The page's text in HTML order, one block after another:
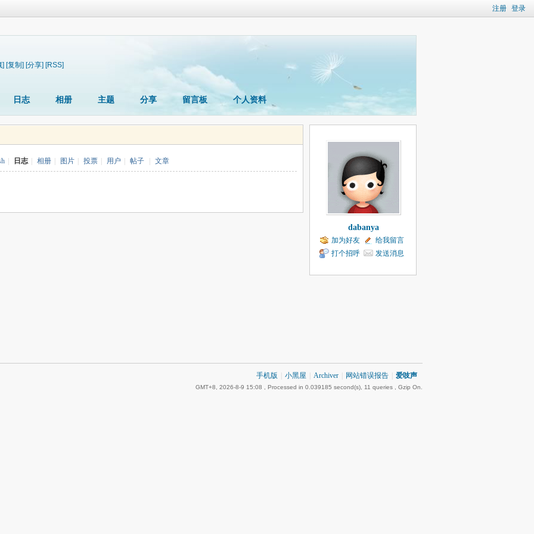
注册 登录
] [复制] [分享] [RSS]
日志 相册 主题 分享 留言板 个人资料
日志 相册 图片 投票 用户 帖子 文章
dabanya
加为好友
给我留言
打个招呼
发送消息
手机版 小黑屋 Archiver 网站错误报告 爱吱声
GMT+8, 2026-8-9 15:08 , Processed in 0.039185 second(s), 11 queries , Gzip On.